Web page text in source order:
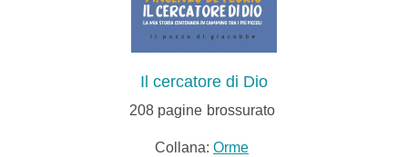
Il cercatore di Dio
208pagine brossurato
Collana: Orme